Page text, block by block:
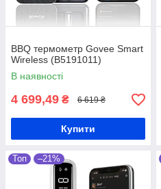
BBQ термометр Govee Smart
Wireless (B5191011)
В наявності
4 699,49 ₴ 6 619 ₴
Купити
Топ –21%